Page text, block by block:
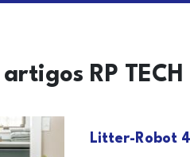
RP TECH
Litter-Robot